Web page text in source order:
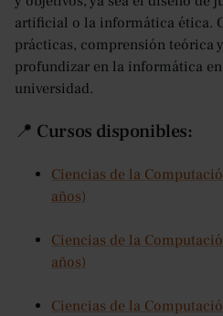
artificial o la informática ética.
prácticas, comprensión teórica
profundizar en la informática
universidad.
📍 Cursos disponibles:
Ciencias de la
años)
Ciencias de la
años)
Ciencias de la